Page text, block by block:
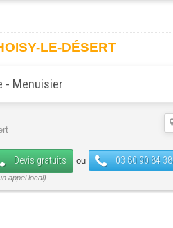
LE-DÉSERT
- Menuisier
Devis gratuits ou 03 80 90 84 38